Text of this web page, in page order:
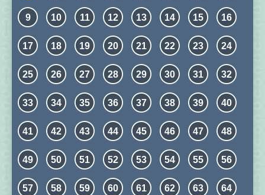
9 10 11 12 13 14 15 16
17 18 19 20 21 22 23 24
25 26 27 28 29 30 31 32
33 34 35 36 37 38 39 40
41 42 43 44 45 46 47 48
49 50 51 52 53 54 55 56
57 58 59 60 61 62 63 64